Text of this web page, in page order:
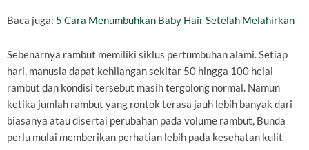
Baca juga: 5 Cara Menumbuhkan Baby Hair Setelah Melahirkan
Sebenarnya rambut memiliki siklus pertumbuhan alami. Setiap
hari, manusia dapat kehilangan sekitar 50 hingga 100 helai
rambut dan kondisi tersebut masih tergolong normal. Namun
ketika jumlah rambut yang rontok terasa jauh lebih banyak dari
biasanya atau disertai perubahan pada volume rambut, Bunda
perlu mulai memberikan perhatian lebih pada kesehatan kulit